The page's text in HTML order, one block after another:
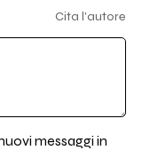
Cita l'autore
messaggi in